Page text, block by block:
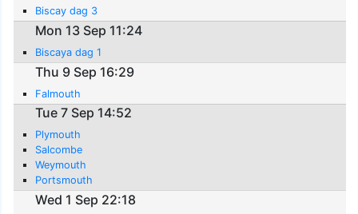
Biscay dag 3
Mon 13 Sep 11:24
Biscaya dag 1
Thu 9 Sep 16:29
Falmouth
Tue 7 Sep 14:52
Plymouth
Salcombe
Weymouth
Portsmouth
Wed 1 Sep 22:18